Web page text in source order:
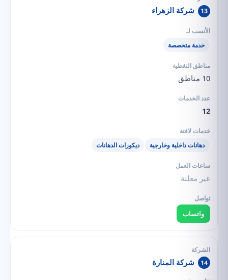
13 شركة الزهراء
خدمة متخصصة
10 مناطق
12
دهانات داخلية وخارجية ديكورات الدهانات
غير معلنة
واتساب
14 شركة المنارة